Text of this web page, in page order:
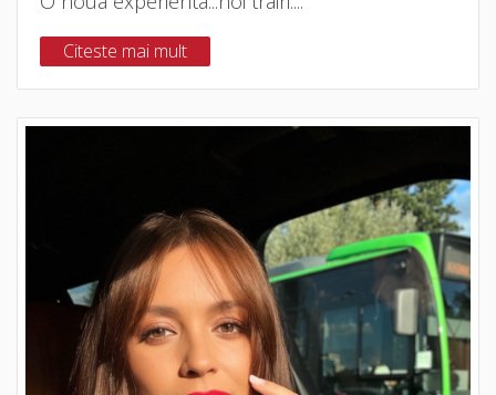
Citeste mai mult